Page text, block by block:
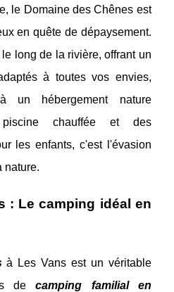
le Domaine des Chênes est
en quête de dépaysement.
long de la rivière, offrant un
à toutes vos envies,
un hébergement nature
chauffée et des
les enfants, c'est l'évasion
nature.
: Le camping idéal en
à Les Vans est un véritable
decamping familial en